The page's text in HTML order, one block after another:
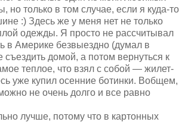
но только в том случае, если я куда-то
:) Здесь же у меня нет не только
одежды. Я просто не рассчитывал
в Америке безвыездно (думал в
съездить домой, а потом вернуться к
теплое, что взял с собой — жилет-
уже купил осенние ботинки. Вобщем,
не очень долго и все равно
лучше, потому что в картонных